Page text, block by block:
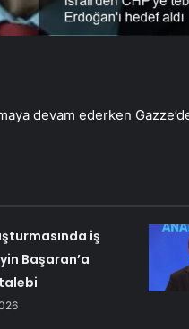
devam ederken
iş
Başaran’a